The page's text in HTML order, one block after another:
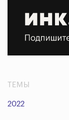
ТЕМЫ
2022